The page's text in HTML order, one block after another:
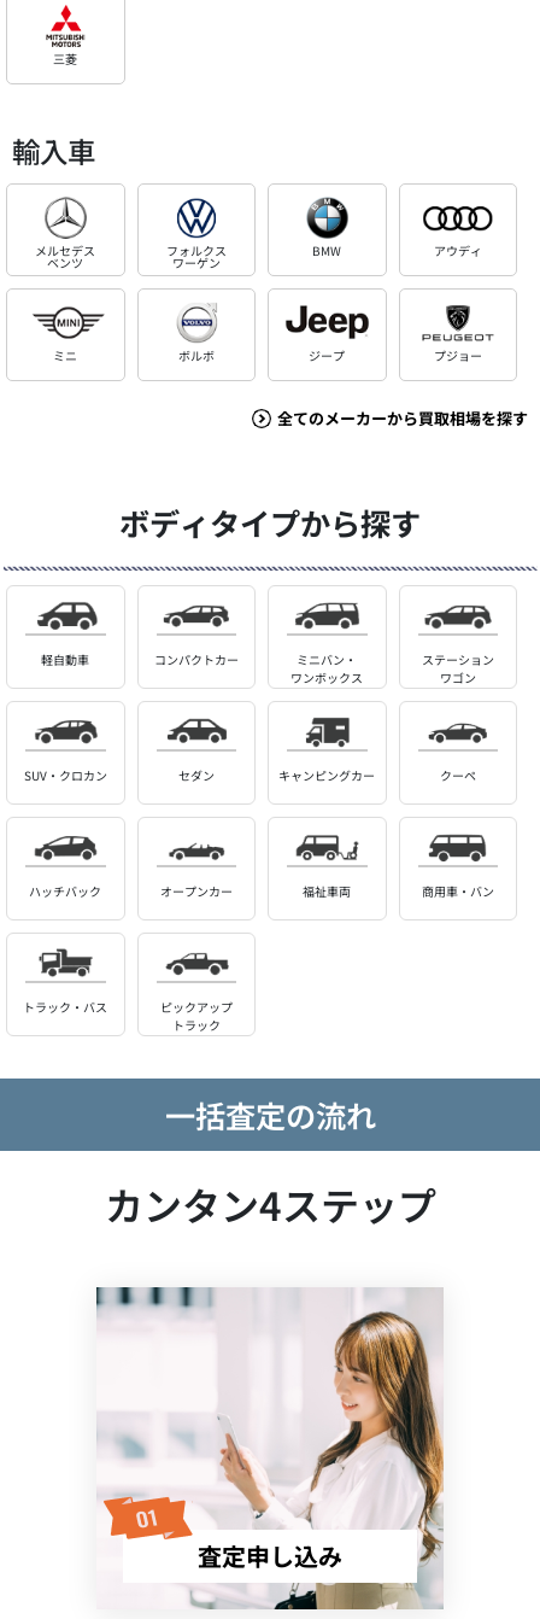
三菱
輸入車
メルセデス
ベンツ
フォルクス
ワーゲン
BMW アウディ
ミニ ボルボ ジープ プジョー
全てのメーカーから買取相場を探す
ボディタイプから探す
軽自動車 コンパクトカー
ミニバン・
ワンボックス
ステーション
ワゴン
SUV・クロカン セダン キャンピングカー クーペ
ハッチバック オープンカー 福祉車両 商用車・バン
トラック・バス
ピックアップ
トラック
一括査定の流れ
カンタン4ステップ
査定申し込み